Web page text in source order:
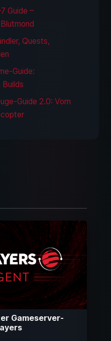
Guide –
Quests,
Guide:
Builds
Guide 2.0: Vom
Gameserver-